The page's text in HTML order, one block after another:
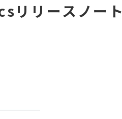
リースノート